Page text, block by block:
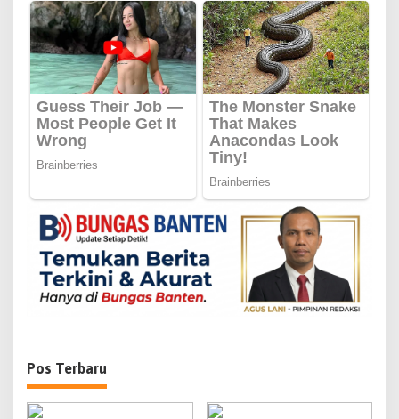
a
s
i
p
o
s
Pos Terbaru